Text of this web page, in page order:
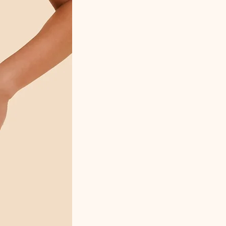
Conseil style / utilisation
À associer avec un soutien-gorge de la
même ligne Anita pour un ensemble
harmonieux. Parfaite sous une robe ou un
pantalon ajusté pour un rendu lisse et
confortable.